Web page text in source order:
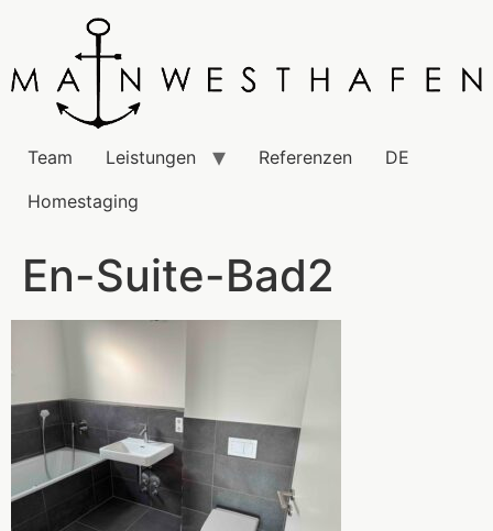
Team Leistungen Referenzen
DE
Homestaging
En-Suite-Bad2